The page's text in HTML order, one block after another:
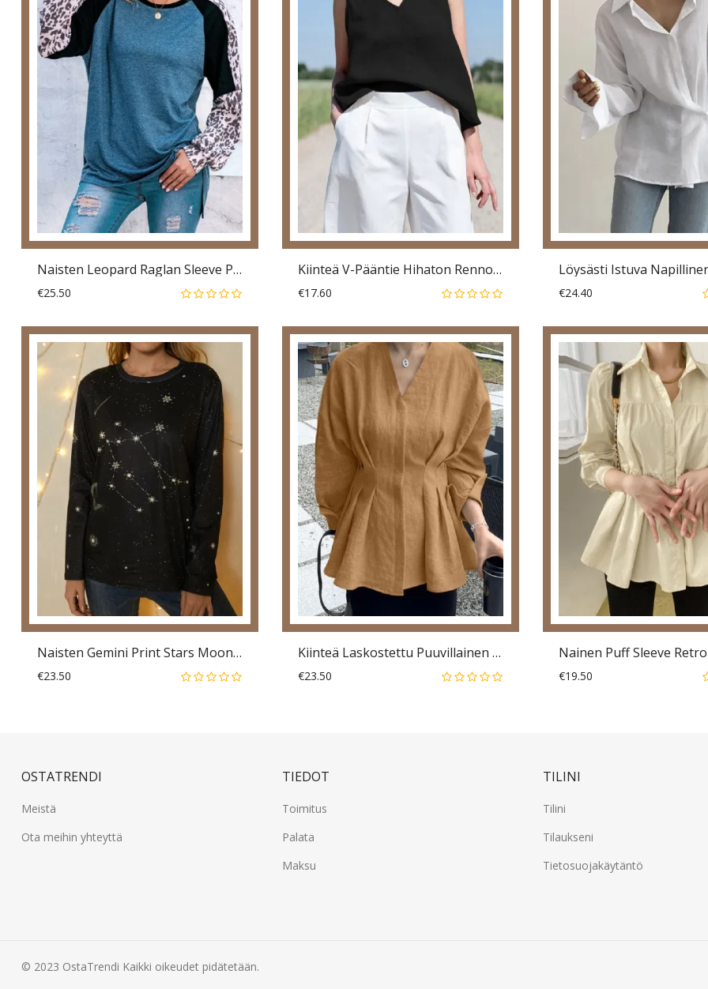
Naisten Leopard Raglan Sleeve Patchwork O-Kaula Rento Löysä T-Paita
€25.50
Kiinteä V-Pääntie Hihaton Rennon Puuvillainen Toppi Naisille
€17.60 €24.40
Naisten Gemini Print Stars Moon O-Kaula Pitkähihainen Rento T-Paita
€23.50
Kiinteä Laskostettu Puuvillainen Pitkähihainen V-Kaulapusero
€23.50 €19.50
OSTATRENDI
Meistä
Ota meihin yhteyttä
TIEDOT
Toimitus
Palata
Maksu
TILINI
Tilini
Tilaukseni
Tietosuojakäytäntö
© 2023 OstaTrendi Kaikki oikeudet pidätetään.